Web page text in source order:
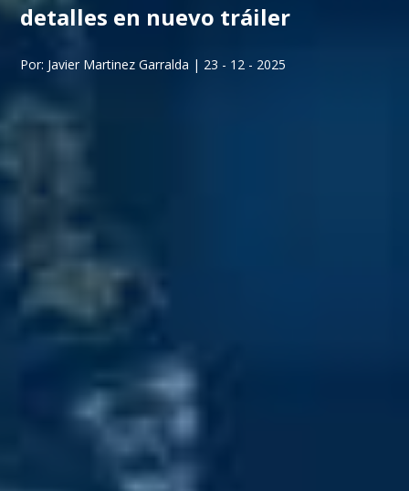
detalles en nuevo tráiler
Por: Javier Martinez Garralda | 23 - 12 - 2025